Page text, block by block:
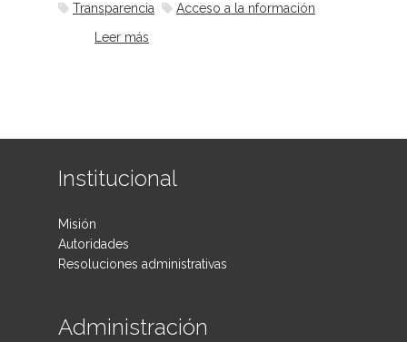
Transparencia
Acceso a la nformación
Leer más
Institucional
Misión
Autoridades
Resoluciones administrativas
Administración